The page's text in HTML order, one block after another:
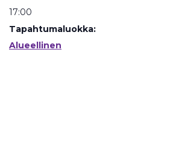
17:00
Tapahtumaluokka:
Alueellinen